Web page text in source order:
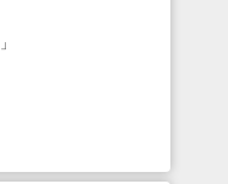
」